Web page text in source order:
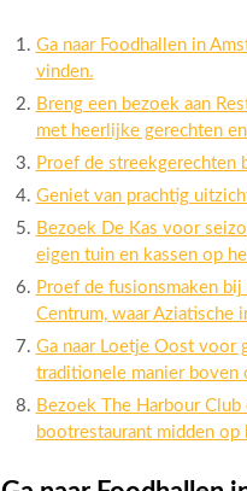
Ga naar Foodhallen in
vinden.
Breng een bezoek aan
met heerlijke gerechten
Proef de streekgerechten
Geniet van prachtig
Bezoek De Kas voor
eigen tuin en kassen op
Proef de fusionsmaken
Centrum, waar Aziatische
Ga naar Loetje Oost voor
traditionele manier boven
Bezoek The Harbour
bootrestaurant midden op